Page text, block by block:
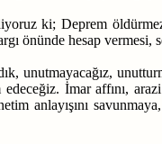
ki; Deprem
önünde hesap vermesi,
unutmayacağız,
İmar affını,
anlayışını